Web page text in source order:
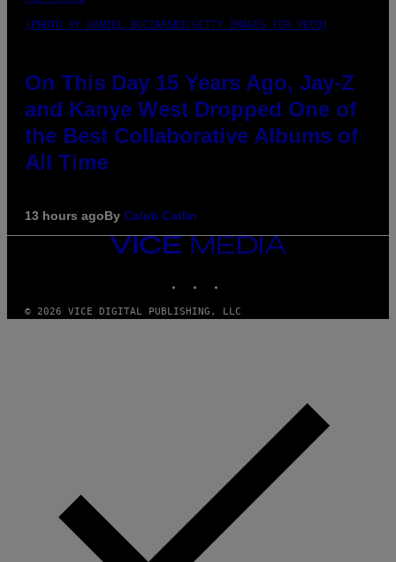
(PHOTO BY DANIEL BOCZARSKI/GETTY IMAGES FOR VEVO)
On This Day 15 Years Ago, Jay-Z
and Kanye West Dropped One of
the Best Collaborative Albums of
All Time
13 hours agoBy Caleb Catlin
VICE
© 2026 VICE DIGITAL PUBLISHING, LLC